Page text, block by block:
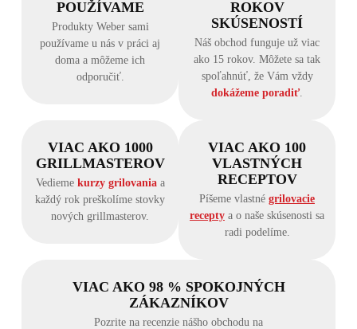
POUŽÍVAME
Produkty Weber sami
používame u nás v práci aj
doma a môžeme ich
odporučiť.
ROKOV
SKÚSENOSTÍ
Náš obchod funguje už viac
ako 15 rokov. Môžete sa tak
spoľahnúť, že Vám vždy
dokážeme poradiť.
VIAC AKO 1000
GRILLMASTEROV
Vedieme kurzy grilovaniaa
každý rok preškolíme stovky
nových grillmasterov.
VIAC AKO 100
VLASTNÝCH
RECEPTOV
Píšeme vlastné grilovacie
recepty a o naše skúsenosti sa
radi podelíme.
VIAC AKO 98 % SPOKOJNÝCH
ZÁKAZNÍKOV
Pozrite na recenzie nášho obchodu na